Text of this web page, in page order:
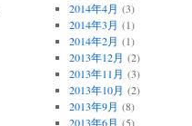
2014年4月 (3)
2014年3月 (1)
2014年2月 (1)
2013年12月 (2)
2013年11月 (3)
2013年10月 (2)
2013年9月 (8)
2013年6月 (5)